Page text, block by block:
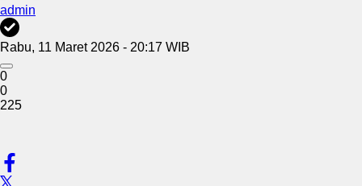
admin
Rabu, 11 Maret 2026 - 20:17 WIB
0
0
225